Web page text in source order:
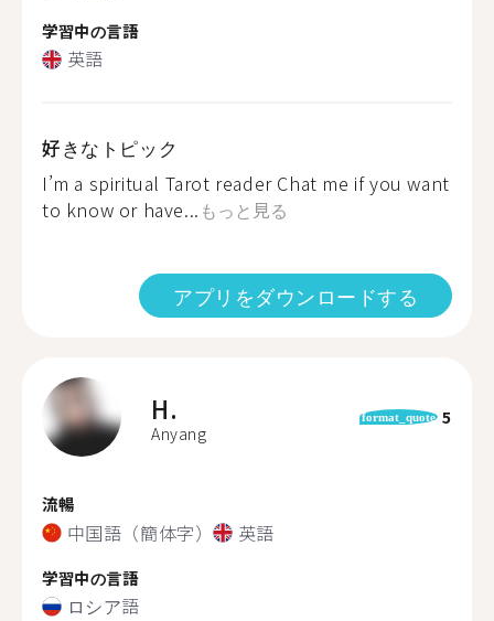
学習中の言語
英語
好きなトピック
I’m a spiritual Tarot reader Chat me if you want
to know or have... もっと見る
アプリをダウンロードする
H.
Anyang
format_quote 5
流暢
中国語（簡体字） 英語
学習中の言語
ロシア語